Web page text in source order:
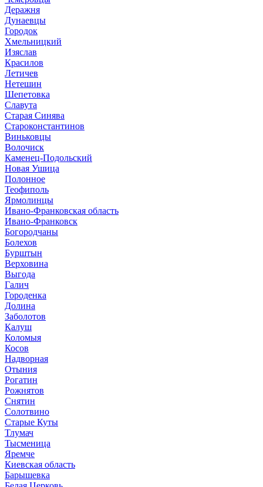
Деражня
Дунаевцы
Городок
Хмельницкий
Изяслав
Красилов
Летичев
Нетешин
Шепетовка
Славута
Старая Синява
Староконстантинов
Виньковцы
Волочиск
Каменец-Подольский
Новая Ушица
Полонное
Теофиполь
Ярмолинцы
Ивано-Франковская область
Ивано-Франковск
Богородчаны
Болехов
Бурштын
Верховина
Выгода
Галич
Городенка
Долина
Заболотов
Калуш
Коломыя
Косов
Надворная
Отыния
Рогатин
Рожнятов
Снятин
Солотвино
Старые Куты
Тлумач
Тысменица
Яремче
Киевская область
Барышевка